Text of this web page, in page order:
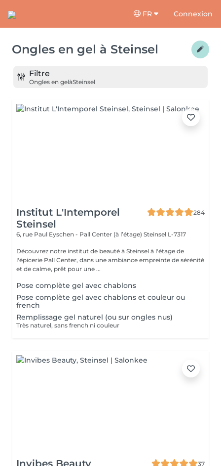
FR Connexion
Ongles en gel à Steinsel
Filtre
Ongles en gelàSteinsel
Institut L'Intemporel
Steinsel
284
6, rue Paul Eyschen - Pall Center (à l’étage) Steinsel L-7317
Découvrez notre institut de beauté à Steinsel à l'étage de
l'épicerie Pall Center, dans une ambiance empreinte de sérénité
et de calme, prêt pour une ...
Pose complète gel avec chablons
Pose complète gel avec chablons et couleur ou
french
Remplissage gel naturel (ou sur ongles nus)
Très naturel, sans french ni couleur
Invibes Beauty
37